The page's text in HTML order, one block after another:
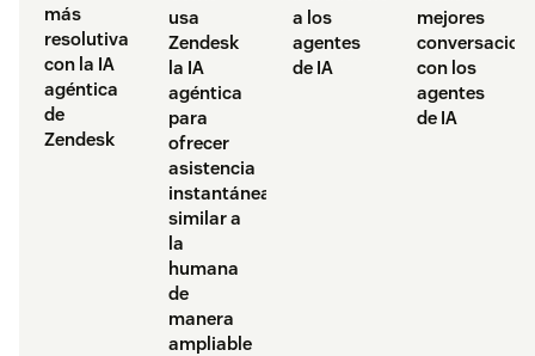
más
resolutiva
con la IA
agéntica
de
Zendesk
usa
Zendesk
la IA
agéntica
para
ofrecer
asistencia
instantánea
similar a
la
humana
de
manera
ampliable
a los
agentes
de IA
mejores
con los
agentes
de IA